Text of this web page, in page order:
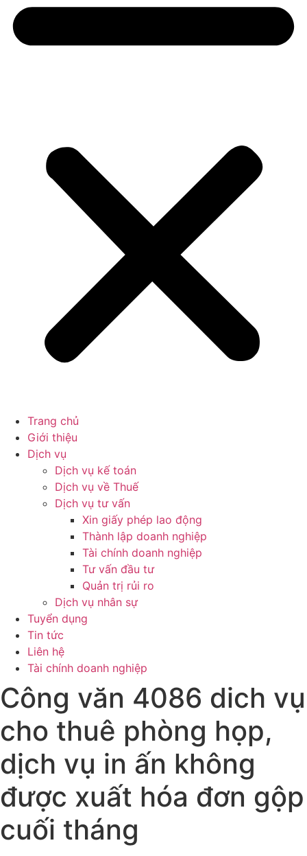
Trang chủ
Giới thiệu
Dịch vụ
Dịch vụ kế toán
Dịch vụ về Thuế
Dịch vụ tư vấn
Xin giấy phép lao động
Thành lập doanh nghiệp
Tài chính doanh nghiệp
Tư vấn đầu tư
Quản trị rủi ro
Dịch vụ nhân sự
Tuyển dụng
Tin tức
Liên hệ
Tài chính doanh nghiệp
Công văn 4086 dich vụ
cho thuê phòng họp,
dịch vụ in ấn không
được xuất hóa đơn gộp
cuối tháng